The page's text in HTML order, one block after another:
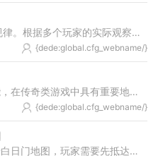
boss的刷新遵循着特定的时间规律。根据多个玩家的实际观察经验，未知暗殿的整体刷新周期大约为三至四小时一次，这个时间间隔并非绝对固定，有时会受到服务器状态等因素的影响而
{dede:global.cfg_webname/}
嗜血术作为道士职业的高级技能，在传奇类游戏中具有重要地位。该技能的主要特点是在造成伤害的同时能够恢复自身血量，这种攻守兼备的特性使其在实战中具有独特价值。嗜血术不
{dede:global.cfg_webname/}
进入赤月峡谷东走廊的起点位于白日门地图，玩家需要先抵达白日门坐标区域。丛林迷宫是前往赤月峡谷的必经通道，该区域存在三个不同方向的入口，其中位于右上角的入口通向赤月